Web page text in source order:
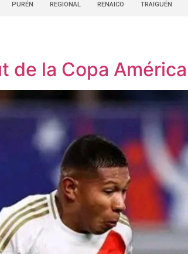
PURÉN REGIONAL RENAICO TRAIGUÉN
de la Copa América